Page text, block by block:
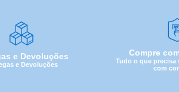
e Devoluções
e Devoluções
Compre
Tudo o que precisa
com